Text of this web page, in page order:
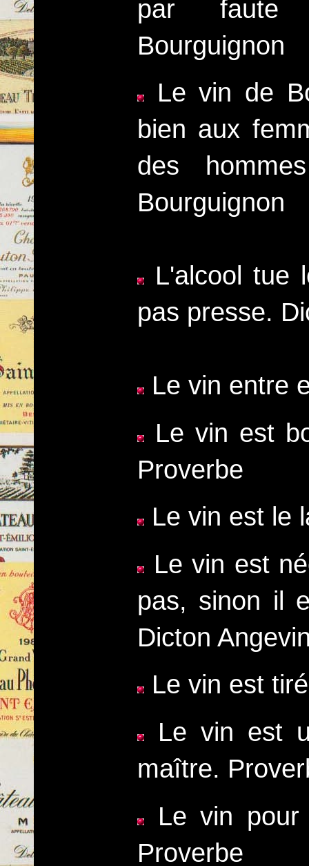
par faute
Bourguignon
Le vin de
bien aux
des
Bourguignon
L'alcool tue
pas presse.
Le vin entre
Le vin est
Proverbe
Le vin est le
Le vin est
pas, sinon il
Dicton
Le vin est
Le vin est
maître.
Le vin pour
Proverbe